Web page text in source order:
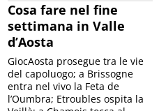
Cosa fare nel fine
settimana in Valle
d’Aosta
GiocAosta prosegue tra le vie
del capoluogo; a Brissogne
entra nel vivo la Feta de
l’Oumbra; Etroubles ospita la